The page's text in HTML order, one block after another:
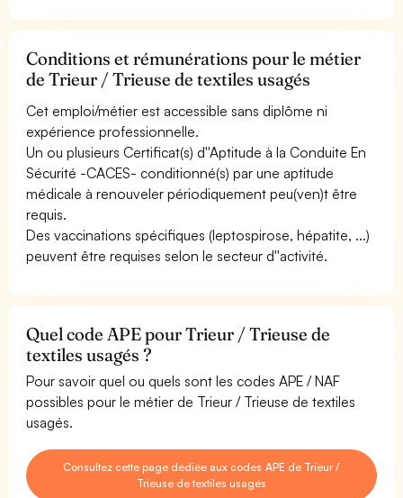
Conditions et rémunérations pour le métier
de Trieur / Trieuse de textiles usagés
Cet emploi/métier est accessible sans diplôme ni
expérience professionnelle.
Un ou plusieurs Certificat(s) d''Aptitude à la Conduite En
Sécurité -CACES- conditionné(s) par une aptitude
médicale à renouveler périodiquement peu(ven)t être
requis.
Des vaccinations spécifiques (leptospirose, hépatite, ...)
peuvent être requises selon le secteur d''activité.
Quel code APE pour Trieur / Trieuse de
textiles usagés ?
Pour savoir quel ou quels sont les codes APE / NAF
possibles pour le métier de Trieur / Trieuse de textiles
usagés.
Consultez cette page dédiée aux codes APE de Trieur /
Trieuse de textiles usagés